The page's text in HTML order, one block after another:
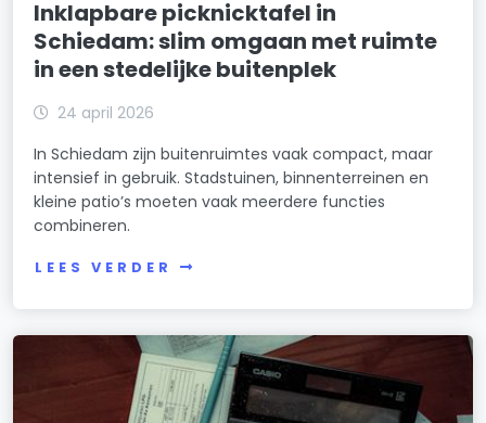
Inklapbare picknicktafel in
Schiedam: slim omgaan met ruimte
in een stedelijke buitenplek
24 april 2026
In Schiedam zijn buitenruimtes vaak compact, maar
intensief in gebruik. Stadstuinen, binnenterreinen en
kleine patio’s moeten vaak meerdere functies
combineren.
LEES VERDER